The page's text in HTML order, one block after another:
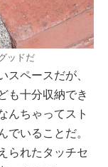
ッドだ
ペースだが、
も十分収納でき
んちゃってスト
でいることだ。
られたタッチセ